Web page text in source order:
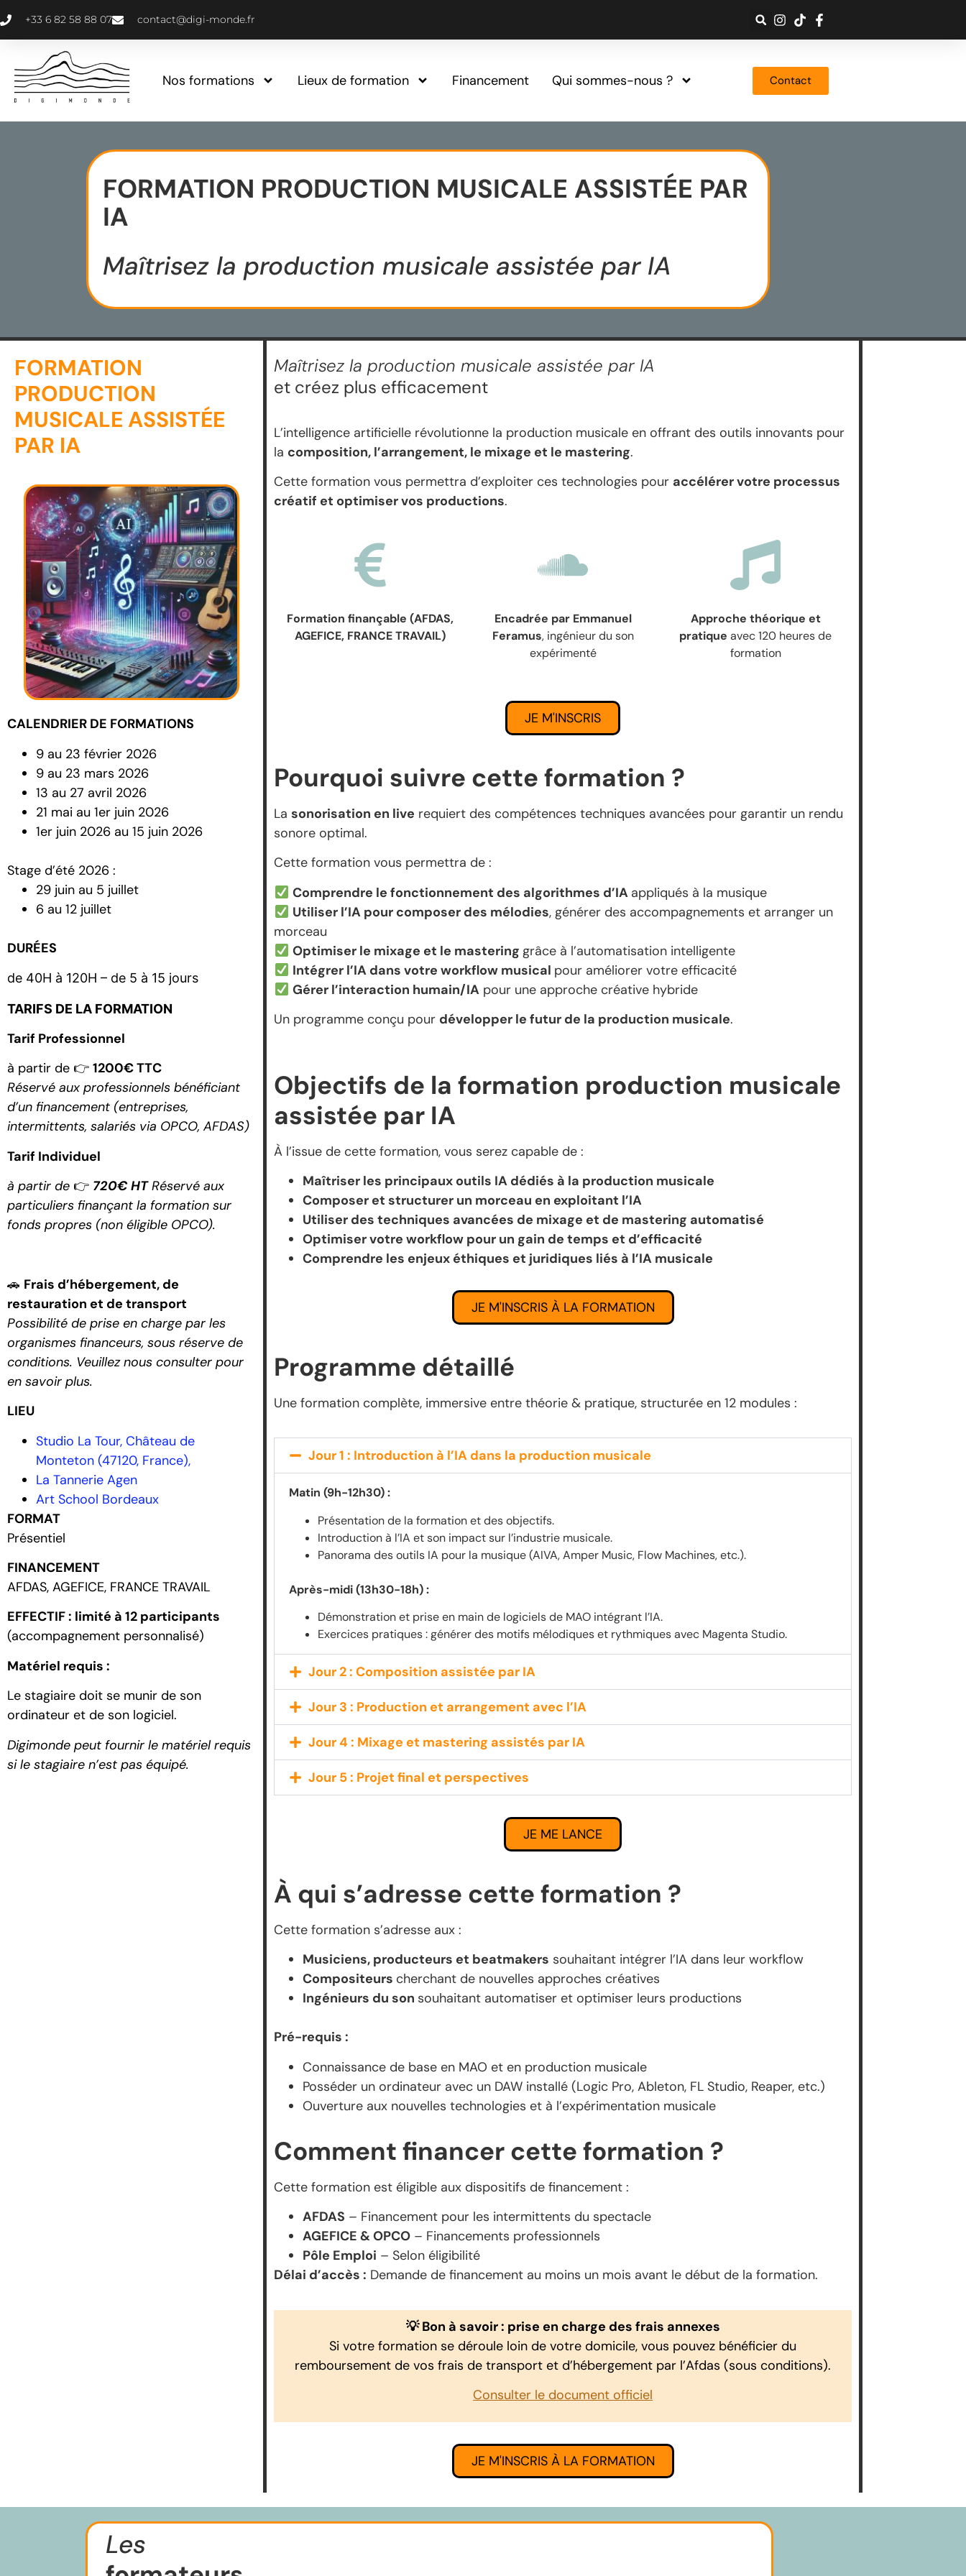
+33 6 82 58 88 07 contact@digi-monde.fr
Nos formations Lieux de formation Financement Qui sommes-nous ? Contact
FORMATION PRODUCTION MUSICALE ASSISTÉE PAR
IA
Maîtrisez la production musicale assistée par IA
FORMATION
PRODUCTION
MUSICALE ASSISTÉE
PAR IA
CALENDRIER DE FORMATIONS
9 au 23 février 2026
9 au 23 mars 2026
13 au 27 avril 2026
21 mai au 1er juin 2026
1er juin 2026 au 15 juin 2026
Stage d’été 2026 :
29 juin au 5 juillet
6 au 12 juillet
DURÉES
de 40H à 120H – de 5 à 15 jours
TARIFS DE LA FORMATION
Tarif Professionnel
à partir de 👉 1200€ TTC
Réservé aux professionnels bénéficiant
d’un financement (entreprises,
intermittents, salariés via OPCO, AFDAS)
Tarif Individuel
à partir de 👉 720€ HTRéservé aux
particuliers finançant la formation sur
fonds propres (non éligible OPCO).
🚗 Frais d’hébergement, de
restauration et de transport
Possibilité de prise en charge par les
organismes financeurs, sous réserve de
conditions. Veuillez nous consulter pour
en savoir plus.
LIEU
Studio La Tour, Château de
Monteton (47120, France),
La Tannerie Agen
Art School Bordeaux
FORMAT
Présentiel
FINANCEMENT
AFDAS, AGEFICE, FRANCE TRAVAIL
EFFECTIF : limité à 12 participants
(accompagnement personnalisé)
Matériel requis :
Le stagiaire doit se munir de son
ordinateur et de son logiciel.
Digimonde peut fournir le matériel requis
si le stagiaire n’est pas équipé.
Maîtrisez la production musicale assistée par IA
et créez plus efficacement
L’intelligence artificielle révolutionne la production musicale en offrant des outils innovants pour
la composition, l’arrangement, le mixage et le mastering.
Cette formation vous permettra d’exploiter ces technologies pour accélérer votre processus
créatif et optimiser vos productions.
Formation finançable (AFDAS,
AGEFICE, FRANCE TRAVAIL)
Encadrée par Emmanuel
Feramus, ingénieur du son
expérimenté
Approche théorique et
pratiqueavec 120 heures de
formation
JE M'INSCRIS
Pourquoi suivre cette formation ?
Lasonorisation en live requiert des compétences techniques avancées pour garantir un rendu
sonore optimal.
Cette formation vous permettra de :
Comprendre le fonctionnement des algorithmes d’IA appliqués à la musique
Utiliser l’IA pour composer des mélodies, générer des accompagnements et arranger un
morceau
Optimiser le mixage et le mastering grâce à l’automatisation intelligente
Intégrer l’IA dans votre workflow musical pour améliorer votre efficacité
Gérer l’interaction humain/IApour une approche créative hybride
Un programme conçu pour développer le futur de la production musicale.
Objectifs de la formation production musicale
assistée par IA
À l’issue de cette formation, vous serez capable de :
Maîtriser les principaux outils IA dédiés à la production musicale
Composer et structurer un morceau en exploitant l’IA
Utiliser des techniques avancées de mixage et de mastering automatisé
Optimiser votre workflow pour un gain de temps et d’efficacité
Comprendre les enjeux éthiques et juridiques liés à l’IA musicale
JE M'INSCRIS À LA FORMATION
Programme détaillé
Une formation complète, immersive entre théorie & pratique, structurée en 12 modules :
Jour 1 : Introduction à l’IA dans la production musicale
Matin (9h-12h30) :
Présentation de la formation et des objectifs.
Introduction à l’IA et son impact sur l’industrie musicale.
Panorama des outils IA pour la musique (AIVA, Amper Music, Flow Machines, etc.).
Après-midi (13h30-18h) :
Démonstration et prise en main de logiciels de MAO intégrant l’IA.
Exercices pratiques : générer des motifs mélodiques et rythmiques avec Magenta Studio.
Jour 2 : Composition assistée par IA
Jour 3 : Production et arrangement avec l’IA
Jour 4 : Mixage et mastering assistés par IA
Jour 5 : Projet final et perspectives
JE ME LANCE
À qui s’adresse cette formation ?
Cette formation s’adresse aux :
Musiciens, producteurs et beatmakers souhaitant intégrer l’IA dans leur workflow
Compositeurs cherchant de nouvelles approches créatives
Ingénieurs du son souhaitant automatiser et optimiser leurs productions
Pré-requis :
Connaissance de base en MAO et en production musicale
Posséder un ordinateur avec un DAW installé (Logic Pro, Ableton, FL Studio, Reaper, etc.)
Ouverture aux nouvelles technologies et à l’expérimentation musicale
Comment financer cette formation ?
Cette formation est éligible aux dispositifs de financement :
AFDAS – Financement pour les intermittents du spectacle
AGEFICE & OPCO – Financements professionnels
Pôle Emploi – Selon éligibilité
Délai d’accès : Demande de financement au moins un mois avant le début de la formation.
💡 Bon à savoir : prise en charge des frais annexes
Si votre formation se déroule loin de votre domicile, vous pouvez bénéficier du
remboursement de vos frais de transport et d’hébergement par l’Afdas (sous conditions).
Consulter le document officiel
JE M'INSCRIS À LA FORMATION
Les